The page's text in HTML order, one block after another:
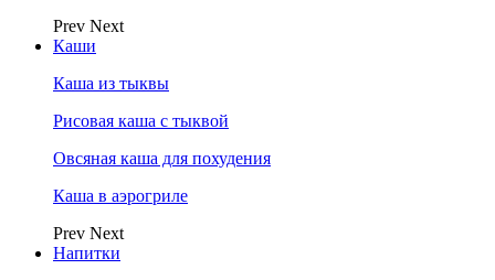
Prev Next
Каши
Каша из тыквы
Рисовая каша с тыквой
Овсяная каша для похудения
Каша в аэрогриле
Prev Next
Напитки